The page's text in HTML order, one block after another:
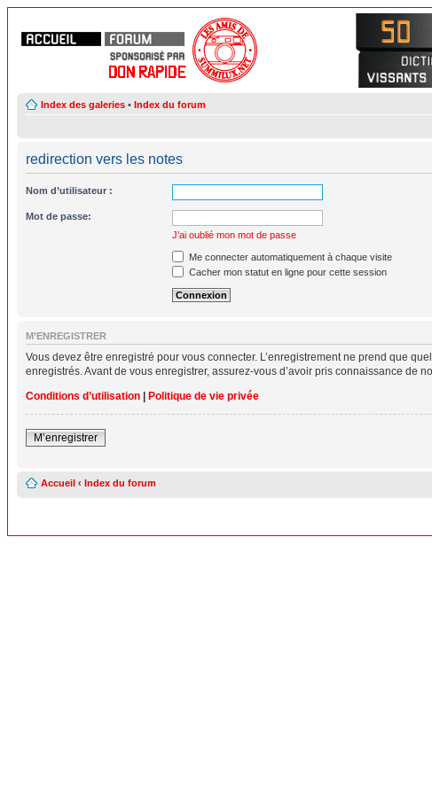
Index des galeries • Index du forum
redirection vers les notes
Nom d’utilisateur :
Mot de passe:
J’ai oublié mon mot de passe
Me connecter automatiquement à chaque visite
Cacher mon statut en ligne pour cette session
M’ENREGISTRER
Vous devez être enregistré pour vous connecter. L’enregistrement ne prend que
enregistrés. Avant de vous enregistrer, assurez-vous d’avoir pris connaissance de
Conditions d’utilisation | Politique de vie privée
M’enregistrer
Accueil ‹ Index du forum